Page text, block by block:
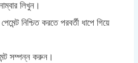
লিখুন।
নিশ্চিত করতে পরবর্তী ধাপে গিয়ে
সম্পন্ন করুন।